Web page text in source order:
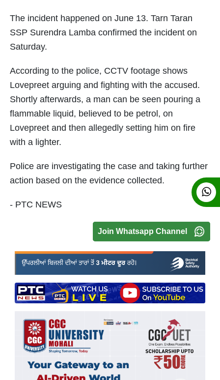
The incident happened on June 13. Tarn Taran
SSP Surendra Lamba confirmed the incident on
Saturday.
According to the police, CCTV footage shows
Lovepreet arguing and fighting with the accused.
Shortly afterwards, a man can be seen pouring a
flammable liquid, believed to be petrol, on
Lovepreet and then allegedly setting him on fire
with a lighter.
Police are investigating the case and taking further
action based on the evidence collected.
- PTC NEWS
Join Whatsapp Channel